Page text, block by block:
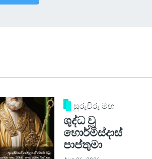
සුරුවිරු මඟ
ශුද්ධ වූ
හොර්මිස්දාස්
පාප්තුමා